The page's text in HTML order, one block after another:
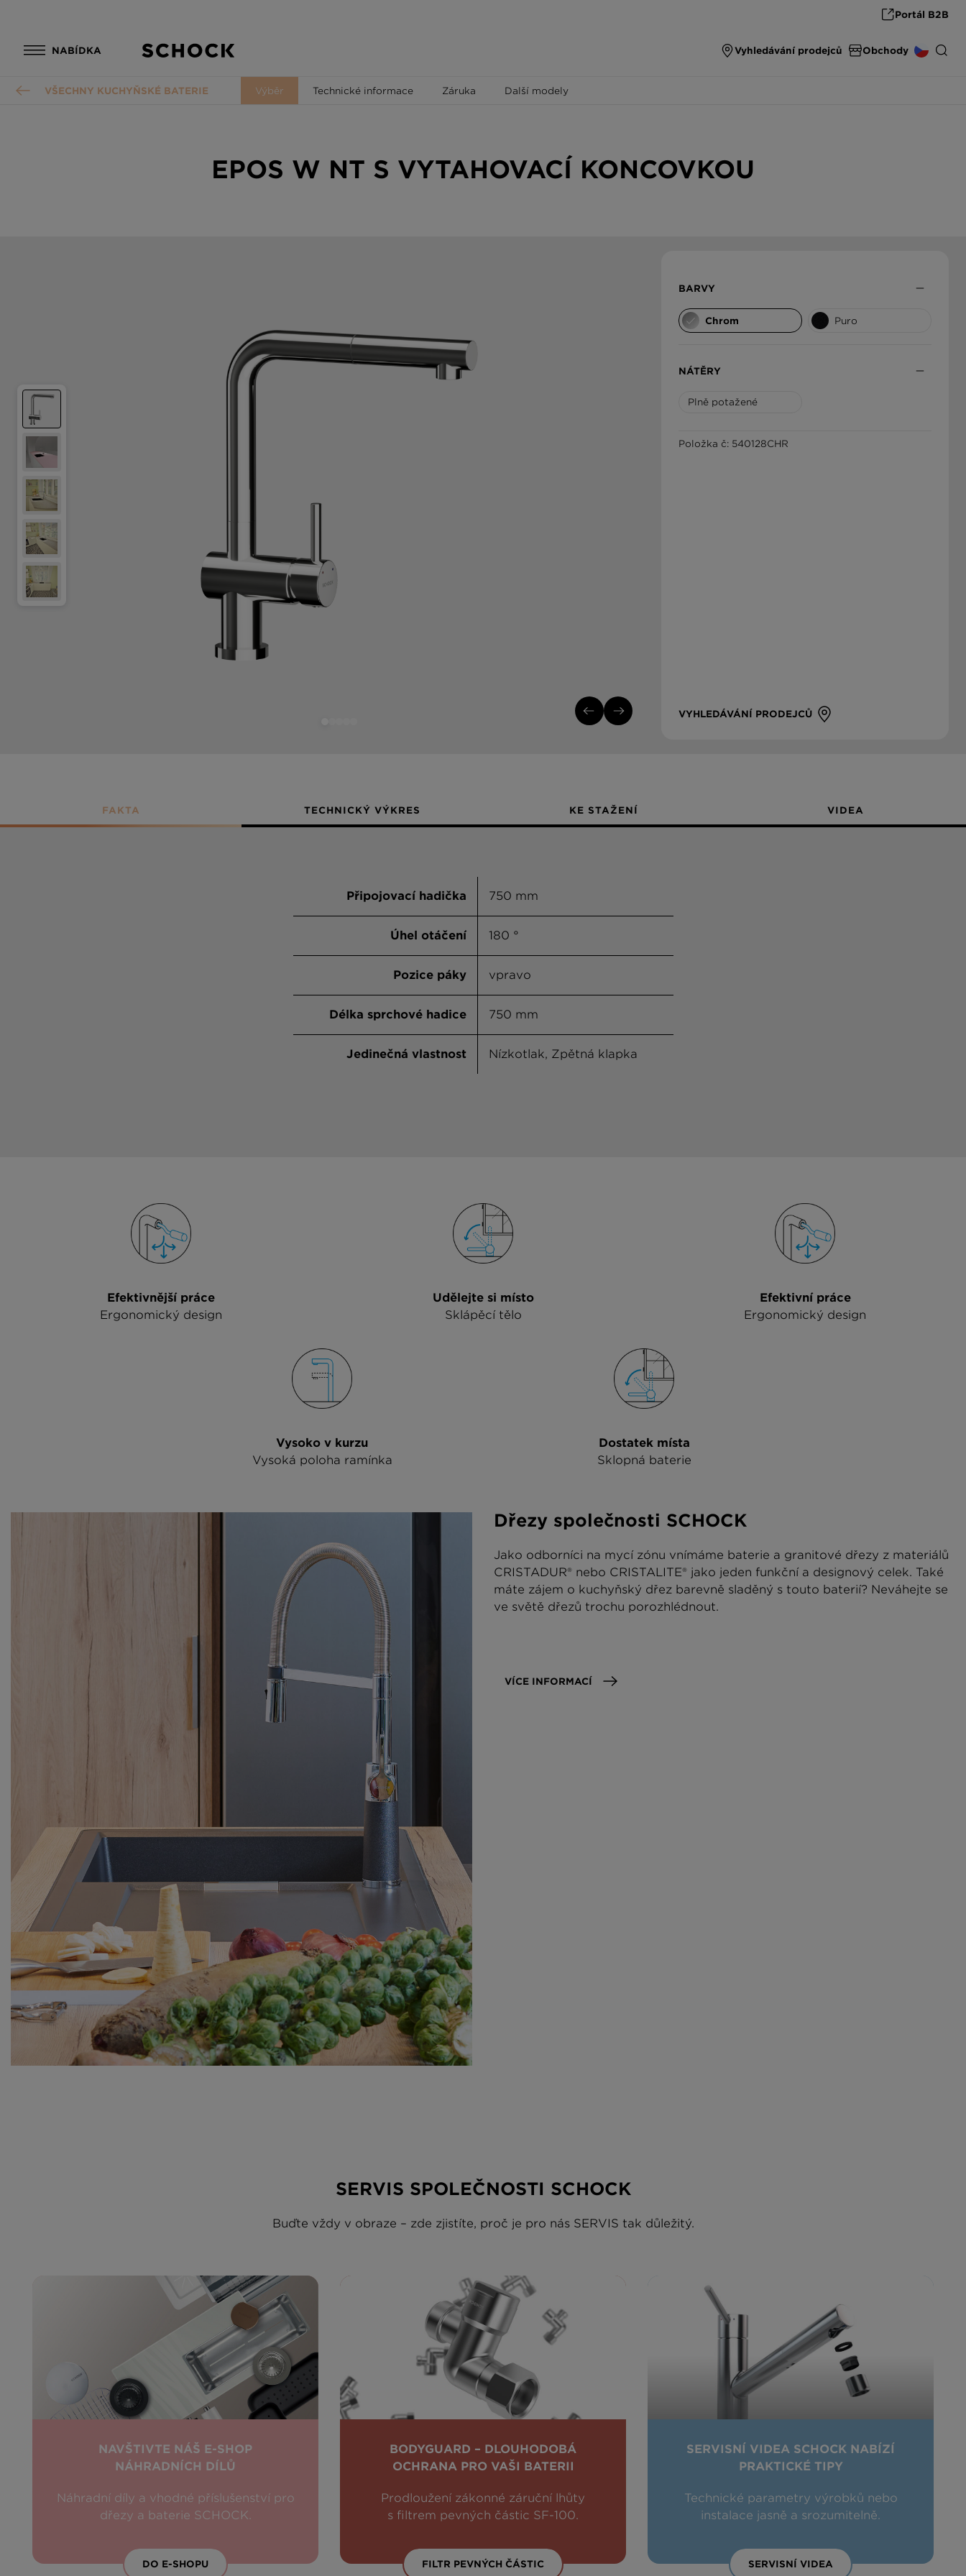
Portál B2B
NABÍDKA Vyhledávání prodejců Obchody
UNITED KINGDOM
VŠECHNY KUCHYŇSKÉ BATERIE Výběr Technické informace Záruka Další modely
EPOS W NT S VYTAHOVACÍ KONCOVKOU
BARVY
Chrom Puro
NÁTĚRY
Plně potažené
Položka č: 540128CHR
VYHLEDÁVÁNÍ PRODEJCŮ
FAKTA TECHNICKÝ VÝKRES KE STAŽENÍ VIDEA
Připojovací hadička 750 mm
Úhel otáčení 180 °
Pozice páky vpravo
Délka sprchové hadice 750 mm
Jedinečná vlastnost Nízkotlak, Zpětná klapka
Efektivnější práce
Ergonomický design
Udělejte si místo
Sklápěcí tělo
Efektivní práce
Ergonomický design
Vysoko v kurzu
Vysoká poloha ramínka
Dostatek místa
Sklopná baterie
Dřezy společnosti SCHOCK
Jako odborníci na mycí zónu vnímáme baterie a granitové dřezy z materiálů
CRISTADUR® nebo CRISTALITE® jako jeden funkční a designový celek. Také
máte zájem o kuchyňský dřez barevně sladěný s touto baterií? Neváhejte se
ve světě dřezů trochu porozhlédnout.
VÍCE INFORMACÍ
SERVIS SPOLEČNOSTI SCHOCK
Buďte vždy v obraze – zde zjistíte, proč je pro nás SERVIS tak důležitý.
NAVŠTIVTE NÁŠ E-SHOP
NÁHRADNÍCH DÍLŮ
Náhradní díly a vhodné příslušenství pro
dřezy a baterie SCHOCK.
DO E-SHOPU
BODYGUARD – DLOUHODOBÁ
OCHRANA PRO VAŠI BATERII
Prodloužení zákonné záruční lhůty
s filtrem pevných částic SF-100.
FILTR PEVNÝCH ČÁSTIC
SERVISNÍ VIDEA SCHOCK NABÍZÍ
PRAKTICKÉ TIPY
Technické parametry výrobků nebo
instalace jasně a srozumitelně.
SERVISNÍ VIDEA